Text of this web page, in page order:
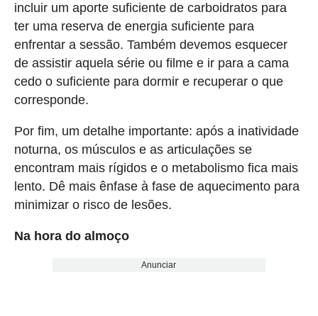
incluir um aporte suficiente de carboidratos para
ter uma reserva de energia suficiente para
enfrentar a sessão. Também devemos esquecer
de assistir aquela série ou filme e ir para a cama
cedo o suficiente para dormir e recuperar o que
corresponde.
Por fim, um detalhe importante: após a inatividade
noturna, os músculos e as articulações se
encontram mais rígidos e o metabolismo fica mais
lento. Dê mais ênfase à fase de aquecimento para
minimizar o risco de lesões.
Na hora do almoço
Anunciar